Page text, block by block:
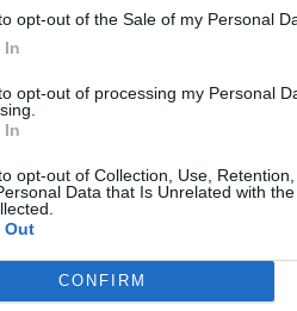
opt-out of the Sale of my Personal
In
opt-out of processing my Personal
In
opt-out of Collection, Use,
Data that Is Unrelated with
Out
CONFIRM